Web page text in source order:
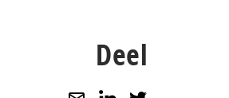
Deel